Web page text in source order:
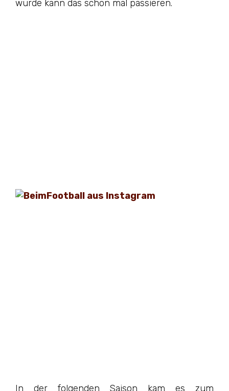
wurde kann das schon mal passieren.
In der folgenden Saison kam es zum